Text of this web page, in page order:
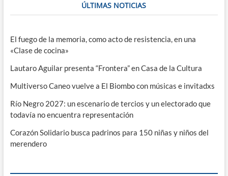
ÚLTIMAS NOTICIAS
El fuego de la memoria, como acto de resistencia, en una
«Clase de cocina»
Lautaro Aguilar presenta “Frontera” en Casa de la Cultura
Multiverso Caneo vuelve a El Biombo con músicas e invitadxs
Río Negro 2027: un escenario de tercios y un electorado que
todavía no encuentra representación
Corazón Solidario busca padrinos para 150 niñas y niños del
merendero